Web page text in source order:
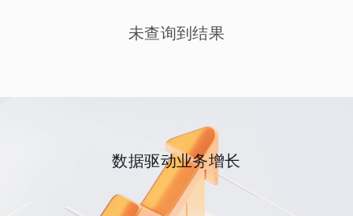
未查询到结果
数据驱动业务增长